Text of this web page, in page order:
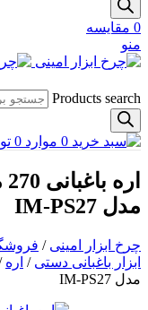
0 مقایسه
منو
Products search
0 موارد 0
مدل IM-PS27
چرخ ابزار امینی /
ابزار باغبانی دستی / اره
مدل IM-PS27